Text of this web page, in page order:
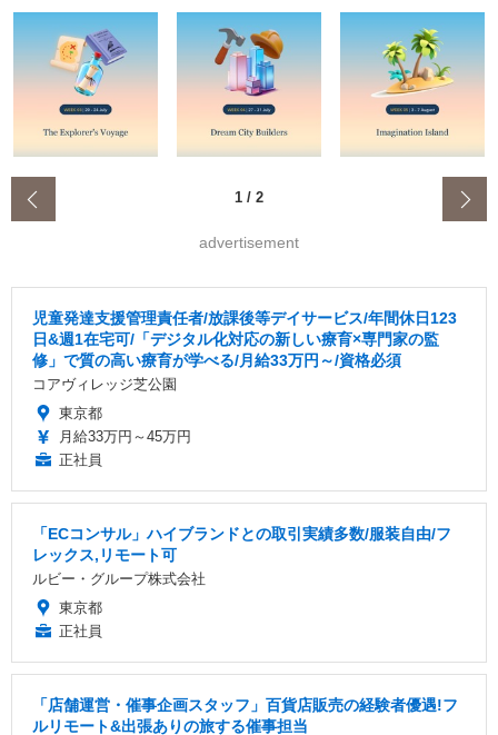
1 / 2
advertisement
児童発達支援管理責任者/放課後等デイサービス/年間休日123
日&週1在宅可/「デジタル化対応の新しい療育×専門家の監
修」で質の高い療育が学べる/月給33万円～/資格必須
コアヴィレッジ芝公園
東京都
月給33万円～45万円
正社員
「ECコンサル」ハイブランドとの取引実績多数/服装自由/フ
レックス,リモート可
ルビー・グループ株式会社
東京都
正社員
「店舗運営・催事企画スタッフ」百貨店販売の経験者優遇!フ
ルリモート&出張ありの旅する催事担当